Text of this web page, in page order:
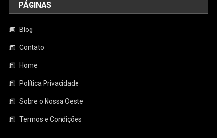
PÁGINAS
Blog
Contato
Home
Política Privacidade
Sobre o Nossa Oeste
Termos e Condições